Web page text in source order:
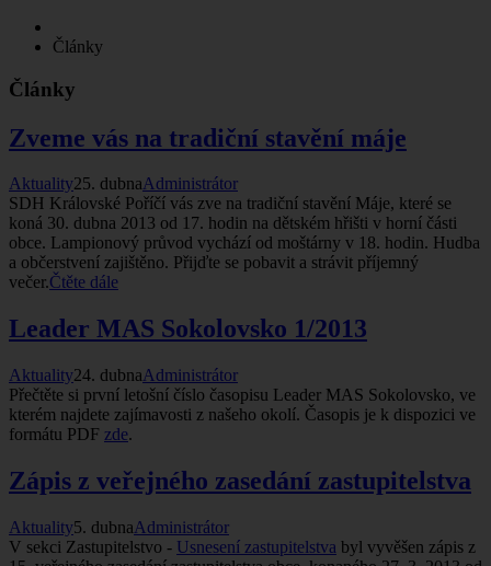
Články
Články
Zveme vás na tradiční­ stavění­ máje
Aktuality25. dubnaAdministrátor
SDH Královské Poří­čí­ vás zve na tradiční­ stavění­ Máje, které se
koná 30. dubna 2013 od 17. hodin na dětském hřišti v horní­ části
obce. Lampionový průvod vychází­ od moštárny v 18. hodin. Hudba
a občerstvení­ zajištěno. Přijďte se pobavit a strávit pří­jemný
večer.Čtěte dále
Leader MAS Sokolovsko 1/2013
Aktuality24. dubnaAdministrátor
Přečtěte si první­ letošní­ čí­slo časopisu Leader MAS Sokolovsko, ve
kterém najdete zají­mavosti z našeho okolí­. Časopis je k dispozici ve
formátu PDF zde.
Zápis z veřejného zasedání­ zastupitelstva
Aktuality5. dubnaAdministrátor
V sekci Zastupitelstvo - Usnesení­ zastupitelstva byl vyvěšen zápis z